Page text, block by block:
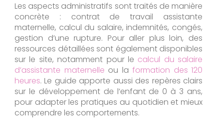
Les aspects administratifs sont traités de manière
concrète : contrat de travail assistante
maternelle, calcul du salaire, indemnités, congés,
gestion d’une rupture. Pour aller plus loin, des
ressources détaillées sont également disponibles
sur le site, notamment pour le calcul du salaire
d’assistante maternelle ou la formation des 120
heures. Le guide apporte aussi des repères clairs
sur le développement de l’enfant de 0 à 3 ans,
pour adapter les pratiques au quotidien et mieux
comprendre les comportements.